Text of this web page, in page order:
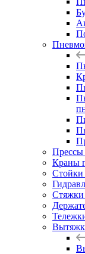
Прессы
Краны
Стойки